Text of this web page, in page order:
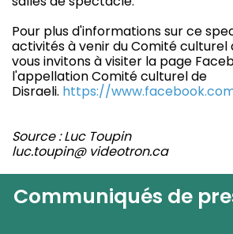
Pour plus d'informations sur ce
activités à venir du Comité culturel
vous invitons à visiter la page
l'appellation Comité culturel de
Disraeli. https://
Source : Luc Toupin
luc.toupin@ videotron.ca
Communiqués de